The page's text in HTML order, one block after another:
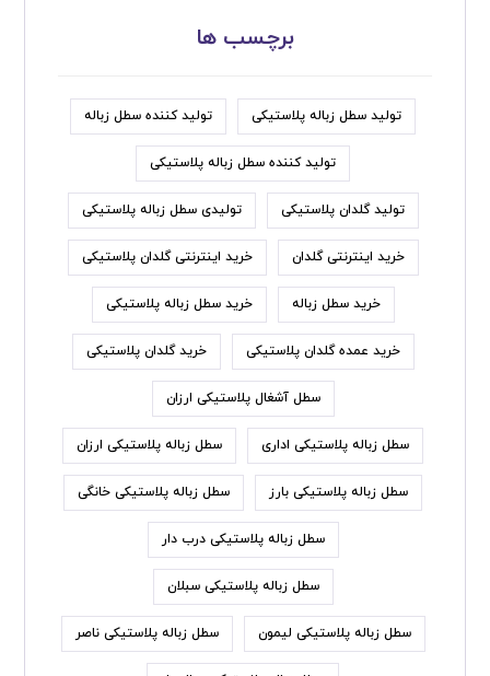
برچسب ها
تولید سطل زباله پلاستیکی تولید کننده سطل زباله
تولید کننده سطل زباله پلاستیکی
تولید گلدان پلاستیکی تولیدی سطل زباله پلاستیکی
خرید اینترنتی گلدان خرید اینترنتی گلدان پلاستیکی
خرید سطل زباله خرید سطل زباله پلاستیکی
خرید عمده گلدان پلاستیکی خرید گلدان پلاستیکی
سطل آشغال پلاستیکی ارزان
سطل زباله پلاستیکی اداری سطل زباله پلاستیکی ارزان
سطل زباله پلاستیکی بارز سطل زباله پلاستیکی خانگی
سطل زباله پلاستیکی درب دار
سطل زباله پلاستیکی سبلان
سطل زباله پلاستیکی لیمون سطل زباله پلاستیکی ناصر